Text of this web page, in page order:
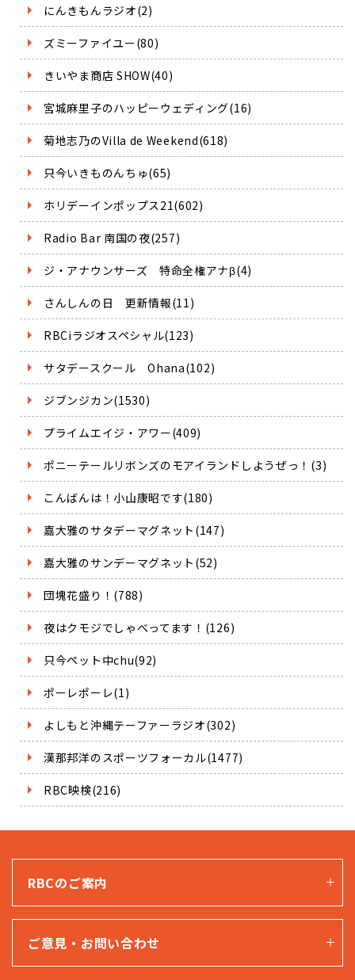
にんきもんラジオ(2)
ズミーファイユー(80)
きいやま商店 SHOW(40)
宮城麻里子のハッピーウェディング(16)
菊地志乃のVilla de Weekend(618)
只今いきものんちゅ(65)
ホリデーインポップス21(602)
Radio Bar 南国の夜(257)
ジ・アナウンサーズ 特命全権アナβ(4)
さんしんの日 更新情報(11)
RBCiラジオスペシャル(123)
サタデースクール Ohana(102)
ジブンジカン(1530)
プライムエイジ・アワー(409)
ポニーテールリボンズのモアイランドしようぜっ！(3)
こんばんは！小山康昭です(180)
嘉大雅のサタデーマグネット(147)
嘉大雅のサンデーマグネット(52)
団塊花盛り！(788)
夜はクモジでしゃべってます！(126)
只今ペット中chu(92)
ポーレポーレ(1)
よしもと沖縄テーファーラジオ(302)
漢那邦洋のスポーツフォーカル(1477)
RBC映検(216)
RBCのご案内
ご意見・お問い合わせ